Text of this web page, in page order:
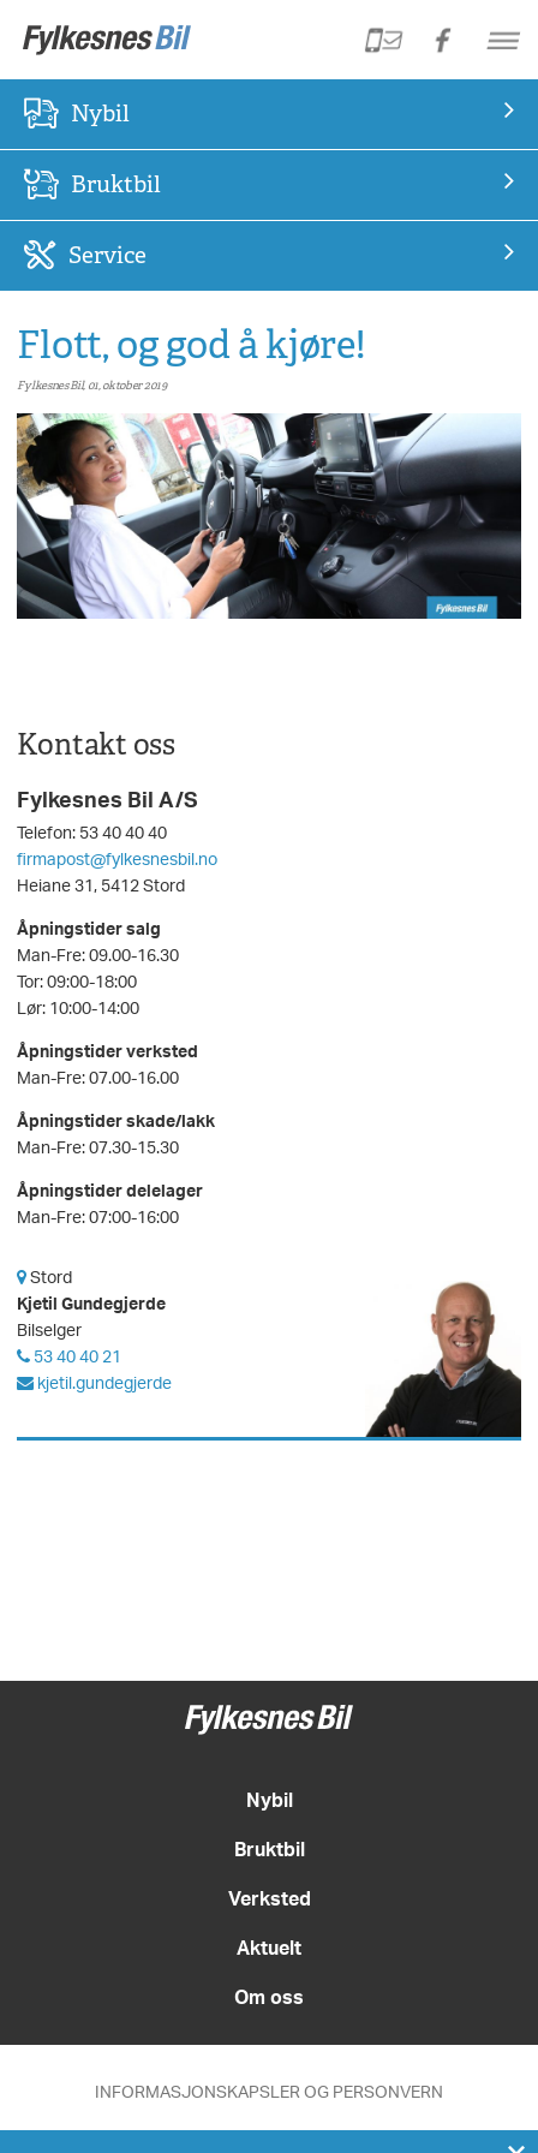
Nybil
Bruktbil
Service
Flott, og god å kjøre!
Fylkesnes Bil, 01, oktober 2019
Kontakt oss
Fylkesnes Bil A/S
Telefon: 53 40 40 40
firmapost@fylkesnesbil.no
Heiane 31, 5412 Stord
Åpningstider salg
Man-Fre: 09.00-16.30
Tor: 09:00-18:00
Lør: 10:00-14:00
Åpningstider verksted
Man-Fre: 07.00-16.00
Åpningstider skade/lakk
Man-Fre: 07.30-15.30
Åpningstider delelager
Man-Fre: 07:00-16:00
Stord
Kjetil Gundegjerde
Bilselger
53 40 40 21
kjetil.gundegjerde
Nybil
Bruktbil
Verksted
Aktuelt
Om oss
INFORMASJONSKAPSLER OG PERSONVERN